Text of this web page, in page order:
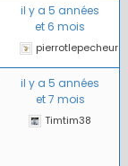
il y a 5 années
et 6 mois
pierrotlepecheur
il y a 5 années
et 7 mois
Timtim38